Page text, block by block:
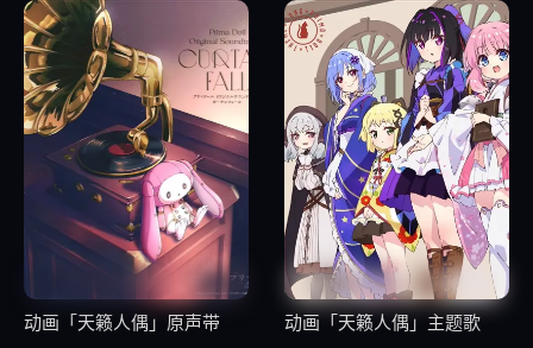
20 10.11.Twinkle Starlight
21 10.12.Worlds pain
22 10.13.星の舟
10.14.Gentle Jena
[Disc 11] Angel Beats! PERFECT VOCAL COLLECTION
动画「天籁人偶」原声带 动画「天籁人偶」主题歌